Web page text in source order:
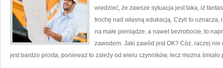
wiedzieć, że zawsze sytuacja jest taka, iż
trochę nad własną edukacją. Czyli to
na małe pieniądze, a nawet bezrobocie, to
zawodem. Jaki zawód jest OK? Cóż, raczej
jest bardzo prosta, ponieważ to zależy od wielu czynników, lecz można